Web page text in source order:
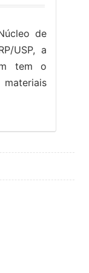
de
USP, a
tem o